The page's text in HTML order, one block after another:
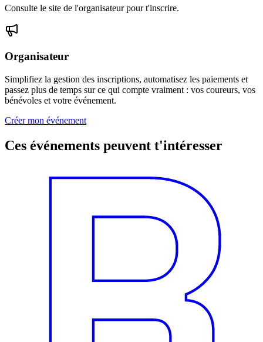
Consulte le site de l'organisateur pour t'inscrire.
Organisateur
Simplifiez la gestion des inscriptions, automatisez les paiements et
passez plus de temps sur ce qui compte vraiment : vos coureurs, vos
bénévoles et votre événement.
Créer mon événement
Ces événements peuvent t'intéresser